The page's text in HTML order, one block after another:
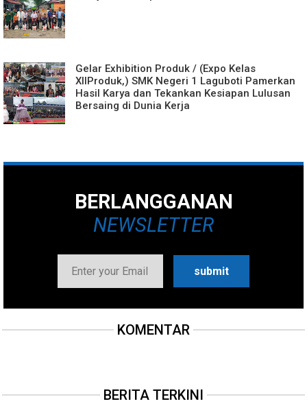
Gelar Exhibition Produk / (Expo Kelas
XIIProduk,) SMK Negeri 1 Laguboti Pamerkan
Hasil Karya dan Tekankan Kesiapan Lulusan
Bersaing di Dunia Kerja
BERLANGGANAN
NEWSLETTER
KOMENTAR
BERITA TERKINI